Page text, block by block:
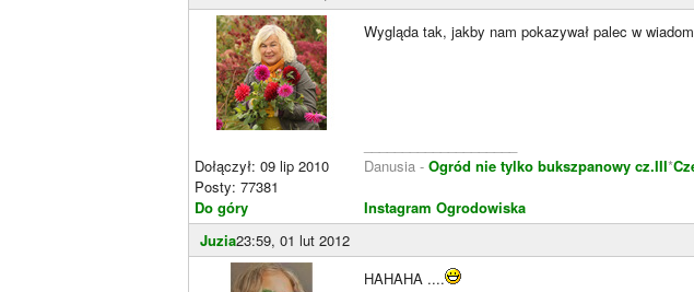
Dołączył: 09 lip 2010
Posty: 77381
Do góry
Wygląda tak, jakby nam pokazywał palec w
Danusia - Ogród nie tylko bukszpanowy cz.III*
Instagram Ogrodowiska
Juzia23:59, 01 lut 2012
HAHAHA ....